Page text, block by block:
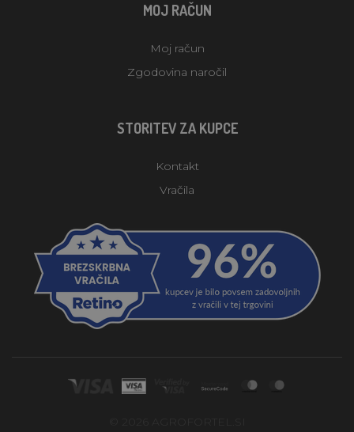
MOJ RAČUN
Moj račun
Zgodovina naročil
STORITEV ZA KUPCE
Kontakt
Vračila